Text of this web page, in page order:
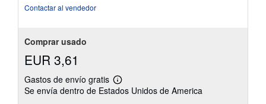
Contactar al vendedor
Comprar usado
EUR 3,61
Gastos de envío gratis
Más
información
Se envía dentro de Estados Unidos de America